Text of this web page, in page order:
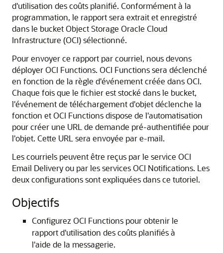
d'utilisation des coûts planifié. Conformément à la
programmation, le rapport sera extrait et enregistré
dans le bucket Object Storage Oracle Cloud
Infrastructure (OCI) sélectionné.
Pour envoyer ce rapport par courriel, nous devons
déployer OCI Functions. OCI Functions sera déclenché
en fonction de la règle d'événement créée dans OCI.
Chaque fois que le fichier est stocké dans le bucket,
l'événement de téléchargement d'objet déclenche la
fonction et OCI Functions dispose de l'automatisation
pour créer une URL de demande pré-authentifiée pour
l'objet. Cette URL sera envoyée par e-mail.
Les courriels peuvent être reçus par le service OCI
Email Delivery ou par les services OCI Notifications. Les
deux configurations sont expliquées dans ce tutoriel.
Objectifs
Configurez OCI Functions pour obtenir le
rapport d'utilisation des coûts planifiés à
l'aide de la messagerie.